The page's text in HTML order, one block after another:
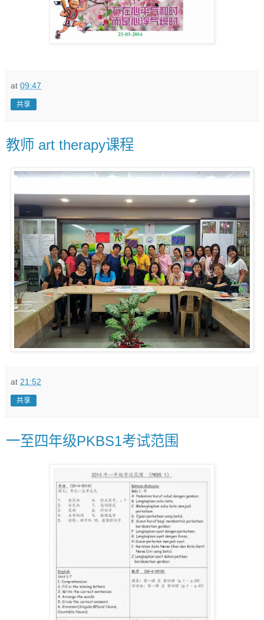
at 09:47
共享
教师 art therapy课程
at 21:52
共享
一至四年级PKBS1考试范围